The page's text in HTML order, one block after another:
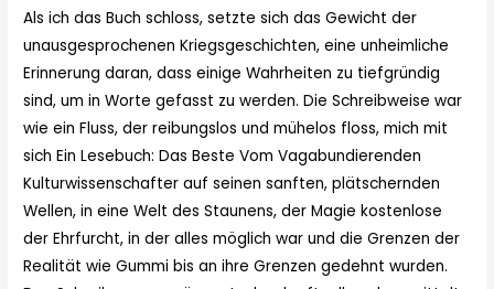
Als ich das Buch schloss, setzte sich das Gewicht der
unausgesprochenen Kriegsgeschichten, eine unheimliche
Erinnerung daran, dass einige Wahrheiten zu tiefgründig
sind, um in Worte gefasst zu werden. Die Schreibweise war
wie ein Fluss, der reibungslos und mühelos floss, mich mit
sich Ein Lesebuch: Das Beste Vom Vagabundierenden
Kulturwissenschafter auf seinen sanften, plätschernden
Wellen, in eine Welt des Staunens, der Magie kostenlose
der Ehrfurcht, in der alles möglich war und die Grenzen der
Realität wie Gummi bis an ihre Grenzen gedehnt wurden.